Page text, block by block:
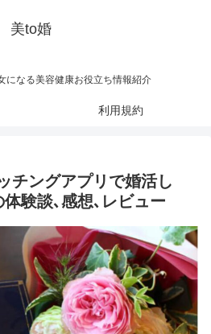
美to婚
になる美容健康お役立ち情報紹介
利用規約
チングアプリで婚活し
験談､感想､レビュー